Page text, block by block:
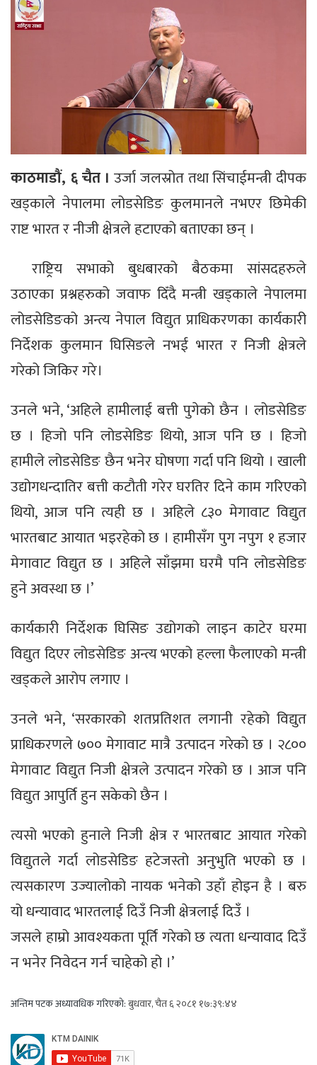
काठमाडौं, ६ चैत । उर्जा जलस्रोत तथा सिंचाईमन्त्री दीपक
खड्काले नेपालमा लोडसेडिङ कुलमानले नभएर छिमेकी
राष्ट भारत र नीजी क्षेत्रले हटाएको बताएका छन् ।
राष्ट्रिय सभाको बुधबारको बैठकमा सांसदहरुले
उठाएका प्रश्नहरुको जवाफ दिँदै मन्त्री खड्काले नेपालमा
लोडसेडिङको अन्त्य नेपाल विद्युत प्राधिकरणका कार्यकारी
निर्देशक कुलमान घिसिङले नभई भारत र निजी क्षेत्रले
गरेको जिकिर गरे।
उनले भने, ‘अहिले हामीलाई बत्ती पुगेको छैन । लोडसेडिङ
छ । हिजो पनि लोडसेडिङ थियो, आज पनि छ । हिजो
हामीले लोडसेडिङ छैन भनेर घोषणा गर्दा पनि थियो । खाली
उद्योगधन्दातिर बत्ती कटौती गरेर घरतिर दिने काम गरिएको
थियो, आज पनि त्यही छ । अहिले ८३० मेगावाट विद्युत
भारतबाट आयात भइरहेको छ । हामीसँग पुग नपुग १ हजार
मेगावाट विद्युत छ । अहिले साँझमा घरमै पनि लोडसेडिङ
हुने अवस्था छ ।’
कार्यकारी निर्देशक घिसिङ उद्योगको लाइन काटेर घरमा
विद्युत दिएर लोडसेडिङ अन्त्य भएको हल्ला फैलाएको मन्त्री
खड्कले आरोप लगाए ।
उनले भने, ‘सरकारको शतप्रतिशत लगानी रहेको विद्युत
प्राधिकरणले ७०० मेगावाट मात्रै उत्पादन गरेको छ । २८००
मेगावाट विद्युत निजी क्षेत्रले उत्पादन गरेको छ । आज पनि
विद्युत आपुर्ति हुन सकेको छैन ।
त्यसो भएको हुनाले निजी क्षेत्र र भारतबाट आयात गरेको
विद्युतले गर्दा लोडसेडिङ हटेजस्तो अनुभुति भएको छ ।
त्यसकारण उज्यालोको नायक भनेको उहाँ होइन है । बरु
यो धन्यावाद भारतलाई दिउँ निजी क्षेत्रलाई दिउँ ।
जसले हाम्रो आवश्यकता पूर्ति गरेको छ त्यता धन्यावाद दिउँ
न भनेर निवेदन गर्न चाहेको हो ।’
अन्तिम पटक अध्यावधिक गरिएको:बुधवार, चैत ६ २०८१ १७:३९:४४